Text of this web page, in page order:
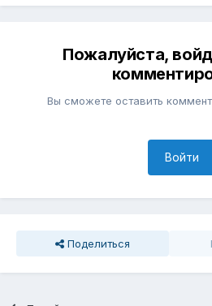
Пожалуйста,
Вы сможете оставить
Войти
Поделиться